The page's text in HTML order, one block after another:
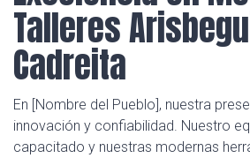
Talleres
Cadreita
En [Nombre del Pueblo], nuestra
innovación y confiabilidad. Nuestro
capacitado y nuestras modernas